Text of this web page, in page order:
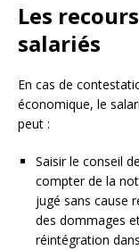
Les
salariés
En cas de
économique, le
peut :
Saisir le conseil
compter de la
jugé sans cause
des dommages
réintégration